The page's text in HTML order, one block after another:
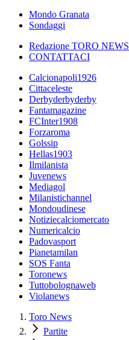
Mondo Granata
Sondaggi
Redazione TORO NEWS
CONTATTACI
Calcionapoli1926
Cittaceleste
Derbyderbyderby
Fantamagazine
FCInter1908
Forzaroma
Golssip
Hellas1903
Ilmilanista
Juvenews
Mediagol
Milanistichannel
Mondoudinese
Notiziecalciomercato
Numericalcio
Padovasport
Pianetamilan
SOS Fanta
Toronews
Tuttobolognaweb
Violanews
Toro News
Partite